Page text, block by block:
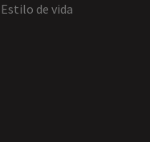
Estilo de vida